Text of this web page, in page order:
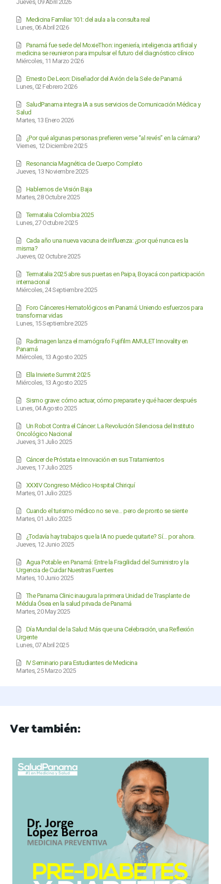
Jueves, 09 Abril 2026
Lunes, 06 Abril 2026
Medicina Familiar 101: del aula a la consulta real
Miércoles, 11 Marzo 2026
Panamá fue sede del MoxieThon: ingeniería, inteligencia artificial y
medicina se reunieron para impulsar el futuro del diagnóstico clínico
Lunes, 02 Febrero 2026
Ernesto De Leon: Diseñador del Avión de la Sele de Panamá
Martes, 13 Enero 2026
SaludPanama integra IA a sus servicios de Comunicación Médica y
Salud
Viernes, 12 Diciembre 2025
¿Por qué algunas personas prefieren verse “al revés” en la cámara?
Jueves, 13 Noviembre 2025
Resonancia Magnética de Cuerpo Completo
Martes, 28 Octubre 2025
Hablemos de Visión Baja
Lunes, 27 Octubre 2025
Termatalia Colombia 2025
Jueves, 02 Octubre 2025
Cada año una nueva vacuna de influenza: ¿por qué nunca es la
misma?
Miércoles, 24 Septiembre 2025
Termatalia 2025 abre sus puertas en Paipa, Boyacá con participación
internacional
Lunes, 15 Septiembre 2025
Foro Cánceres Hematológicos en Panamá: Uniendo esfuerzos para
transformar vidas
Miércoles, 13 Agosto 2025
Radimagen lanza el mamógrafo Fujifilm AMULET Innovality en
Panamá
Miércoles, 13 Agosto 2025
Ella Invierte Summit 2025
Lunes, 04 Agosto 2025
Sismo grave: cómo actuar, cómo prepararte y qué hacer después
Jueves, 31 Julio 2025
Un Robot Contra el Cáncer: La Revolución Silenciosa del Instituto
Oncológico Nacional
Jueves, 17 Julio 2025
Cáncer de Próstata e Innovación en sus Tratamientos
Martes, 01 Julio 2025
XXXIV Congreso Médico Hospital Chiriquí
Martes, 01 Julio 2025
Cuando el turismo médico no se ve… pero de pronto se siente
Jueves, 12 Junio 2025
¿Todavía hay trabajos que la IA no puede quitarte? Sí… por ahora.
Martes, 10 Junio 2025
Agua Potable en Panamá: Entre la Fragilidad del Suministro y la
Urgencia de Cuidar Nuestras Fuentes
Martes, 20 May 2025
The Panama Clinic inaugura la primera Unidad de Trasplante de
Médula Ósea en la salud privada de Panamá
Lunes, 07 Abril 2025
Día Mundial de la Salud: Más que una Celebración, una Reflexión
Urgente
Martes, 25 Marzo 2025
IV Seminario para Estudiantes de Medicina
Ver también: